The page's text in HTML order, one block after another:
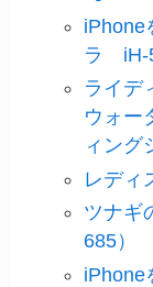
iPhone
ラ iH-
ライデ
ウォー
ィング
レディ
ツナギ
685）
iPhone